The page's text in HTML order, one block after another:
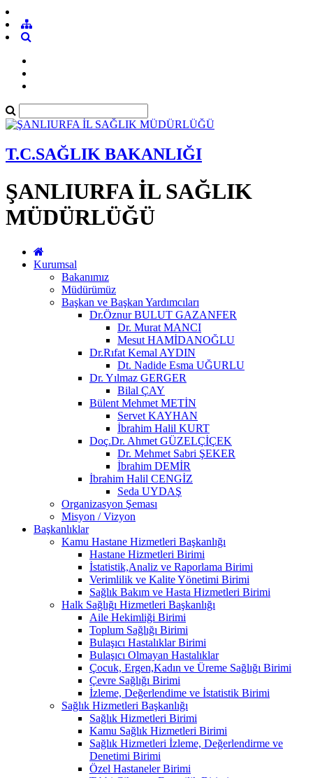
T.C.SAĞLIK BAKANLIĞI
ŞANLIURFA İL SAĞLIK
MÜDÜRLÜĞÜ
Kurumsal
Bakanımız
Müdürümüz
Başkan ve Başkan Yardımcıları
Dr.Öznur BULUT GAZANFER
Dr. Murat MANCI
Mesut HAMİDANOĞLU
Dr.Rıfat Kemal AYDIN
Dt. Nadide Esma UĞURLU
Dr. Yılmaz GERGER
Bilal ÇAY
Bülent Mehmet METİN
Servet KAYHAN
İbrahim Halil KURT
Doç.Dr. Ahmet GÜZELÇİÇEK
Dr. Mehmet Sabri ŞEKER
İbrahim DEMİR
İbrahim Halil CENGİZ
Seda UYDAŞ
Organizasyon Şeması
Misyon / Vizyon
Başkanlıklar
Kamu Hastane Hizmetleri Başkanlığı
Hastane Hizmetleri Birimi
İstatistik,Analiz ve Raporlama Birimi
Verimlilik ve Kalite Yönetimi Birimi
Sağlık Bakım ve Hasta Hizmetleri Birimi
Halk Sağlığı Hizmetleri Başkanlığı
Aile Hekimliği Birimi
Toplum Sağlığı Birimi
Bulaşıcı Hastalıklar Birimi
Bulaşıcı Olmayan Hastalıklar
Çocuk, Ergen,Kadın ve Üreme Sağlığı Birimi
Çevre Sağlığı Birimi
İzleme, Değerlendime ve İstatistik Birimi
Sağlık Hizmetleri Başkanlığı
Sağlık Hizmetleri Birimi
Kamu Sağlık Hizmetleri Birimi
Sağlık Hizmetleri İzleme, Değerlendirme ve
Denetimi Birimi
Özel Hastaneler Birimi